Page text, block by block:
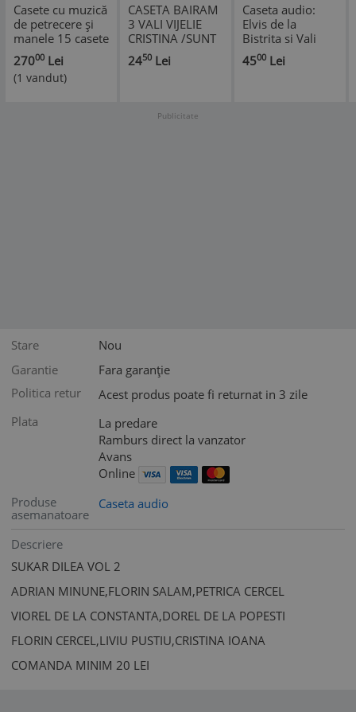
Casete cu muzică
de petrecere și
manele 15 casete
din care 9 sigilate
27000 Lei
(1 vandut)
CASETA BAIRAM
3 VALI VIJELIE
CRISTINA /SUNT
UN HOT DE
DRAGOSTE
2450 Lei
Caseta audio:
Elvis de la
Bistrita si Vali
Vijelie - Sunt
barbat celebru (
4500 Lei
Publicitate
Stare
Nou
Garantie
Fara garanție
Politica retur
Acest produs poate fi returnat in 3 zile
Plata
La predare
Ramburs direct la vanzator
Avans
Online
Produse
asemanatoare
Caseta audio
Descriere
SUKAR DILEA VOL 2
ADRIAN MINUNE,FLORIN SALAM,PETRICA CERCEL
VIOREL DE LA CONSTANTA,DOREL DE LA POPESTI
FLORIN CERCEL,LIVIU PUSTIU,CRISTINA IOANA
COMANDA MINIM 20 LEI